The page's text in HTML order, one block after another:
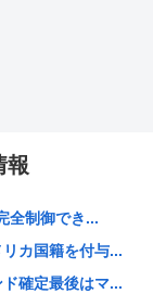
報
全制御でき...
カ国籍を付与...
確定最後はマ...